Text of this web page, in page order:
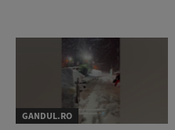
GANDUL.RO